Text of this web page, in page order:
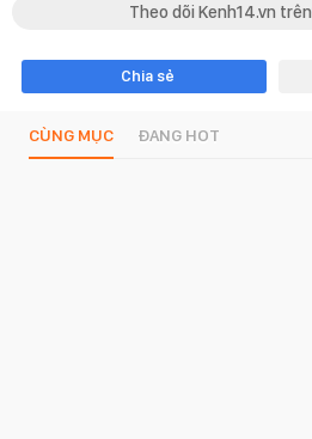
Theo dõi Kenh14.vn trên
Chia sẻ
CÙNG MỤC ĐANG HOT